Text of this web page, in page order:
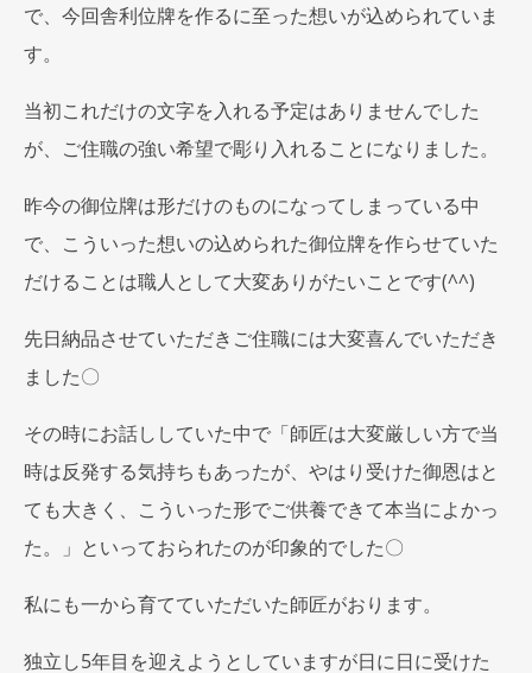
で、今回舎利位牌を作るに至った想いが込められていま
す。
当初これだけの文字を入れる予定はありませんでした
が、ご住職の強い希望で彫り入れることになりました。
昨今の御位牌は形だけのものになってしまっている中
で、こういった想いの込められた御位牌を作らせていた
だけることは職人として大変ありがたいことです(^^)
先日納品させていただきご住職には大変喜んでいただき
ました〇
その時にお話ししていた中で「師匠は大変厳しい方で当
時は反発する気持ちもあったが、やはり受けた御恩はと
ても大きく、こういった形でご供養できて本当によかっ
た。」といっておられたのが印象的でした〇
私にも一から育てていただいた師匠がおります。
独立し5年目を迎えようとしていますが日に日に受けた